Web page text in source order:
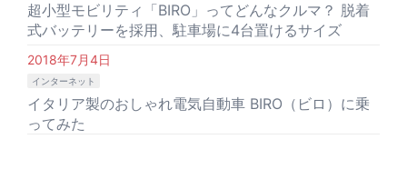
超小型モビリティ「BIRO」ってどんなクルマ？ 脱着
式バッテリーを採用、駐車場に4台置けるサイズ
2018年7月4日
インターネット
イタリア製のおしゃれ電気自動車 BIRO（ビロ）に乗
ってみた